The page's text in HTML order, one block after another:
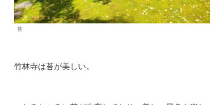
苔
竹林寺は苔が美しい。